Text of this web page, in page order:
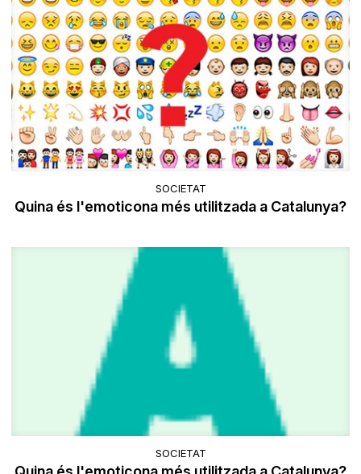
SOCIETAT
Quina és l'emoticona més utilitzada a Catalunya?
SOCIETAT